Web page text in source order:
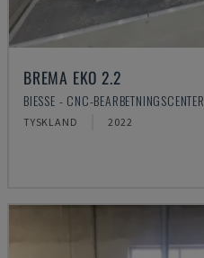
BREMA EKO 2.2
BIESSE - CNC-BEARBETNINGSCENTER
TYSKLAND 2022